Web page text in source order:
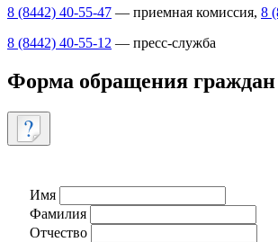
8 (8442) 40-55-47 — приемная комиссия, 8
8 (8442) 40-55-12 — пресс-служба
Форма обращения граждан
Имя
Фамилия
Отчество